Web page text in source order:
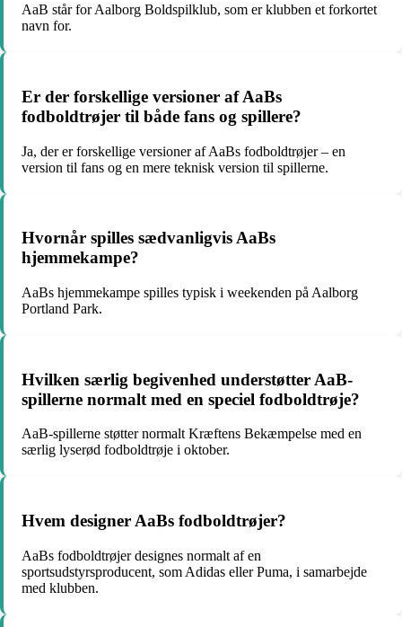
AaB står for Aalborg Boldspilklub, som er klubben et forkortet
navn for.
Er der forskellige versioner af AaBs
fodboldtrøjer til både fans og spillere?
Ja, der er forskellige versioner af AaBs fodboldtrøjer – en
version til fans og en mere teknisk version til spillerne.
Hvornår spilles sædvanligvis AaBs
hjemmekampe?
AaBs hjemmekampe spilles typisk i weekenden på Aalborg
Portland Park.
Hvilken særlig begivenhed understøtter AaB-
spillerne normalt med en speciel fodboldtrøje?
AaB-spillerne støtter normalt Kræftens Bekæmpelse med en
særlig lyserød fodboldtrøje i oktober.
Hvem designer AaBs fodboldtrøjer?
AaBs fodboldtrøjer designes normalt af en
sportsudstyrsproducent, som Adidas eller Puma, i samarbejde
med klubben.